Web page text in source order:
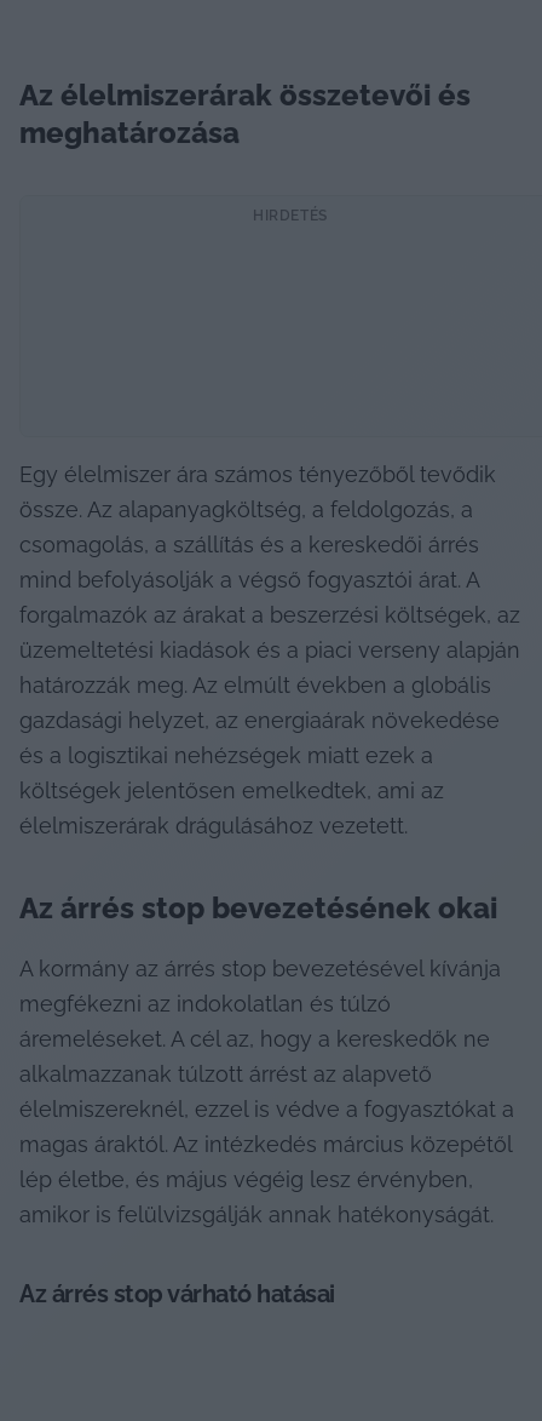
Az élelmiszerárak összetevői és
meghatározása
HIRDETÉS
Egy élelmiszer ára számos tényezőből tevődik
össze. Az alapanyagköltség, a feldolgozás, a
csomagolás, a szállítás és a kereskedői árrés
mind befolyásolják a végső fogyasztói árat. A
forgalmazók az árakat a beszerzési költségek, az
üzemeltetési kiadások és a piaci verseny alapján
határozzák meg. Az elmúlt években a globális
gazdasági helyzet, az energiaárak növekedése
és a logisztikai nehézségek miatt ezek a
költségek jelentősen emelkedtek, ami az
élelmiszerárak drágulásához vezetett.
Az árrés stop bevezetésének okai
A kormány az árrés stop bevezetésével kívánja
megfékezni az indokolatlan és túlzó
áremeléseket. A cél az, hogy a kereskedők ne
alkalmazzanak túlzott árrést az alapvető
élelmiszereknél, ezzel is védve a fogyasztókat a
magas áraktól. Az intézkedés március közepétől
lép életbe, és május végéig lesz érvényben,
amikor is felülvizsgálják annak hatékonyságát.
Az árrés stop várható hatásai